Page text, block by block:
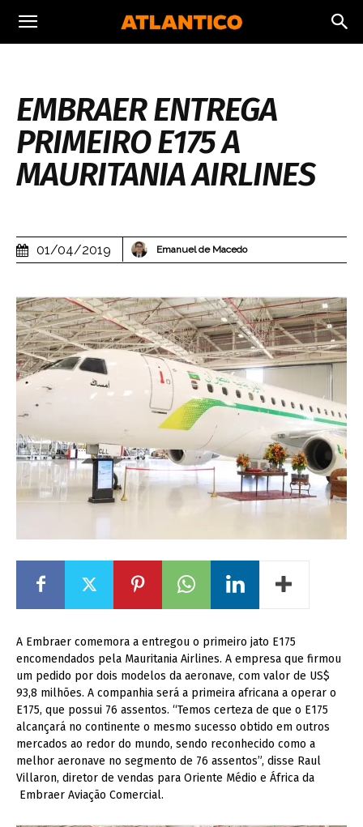
EMBRAER ENTREGA
PRIMEIRO E175 A
MAURITANIA AIRLINES
01/04/2019 Emanuel de Macedo
A Embraer comemora a entregou o primeiro jato E175
encomendados pela Mauritania Airlines. A empresa que firmou
um pedido por dois modelos da aeronave, com valor de US$
93,8 milhões. A companhia será a primeira africana a operar o
E175, que possui 76 assentos. “Temos certeza de que o E175
alcançará no continente o mesmo sucesso obtido em outros
mercados ao redor do mundo, sendo reconhecido como a
melhor aeronave no segmento de 76 assentos”, disse Raul
Villaron, diretor de vendas para Oriente Médio e África da
Embraer Aviação Comercial.